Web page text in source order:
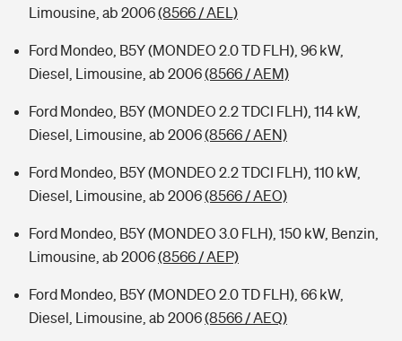
Limousine, ab 2006(8566 / AEL)
Ford Mondeo, B5Y (MONDEO 2.0 TD FLH), 96 kW,
Diesel, Limousine, ab 2006(8566 / AEM)
Ford Mondeo, B5Y (MONDEO 2.2 TDCI FLH), 114 kW,
Diesel, Limousine, ab 2006(8566 / AEN)
Ford Mondeo, B5Y (MONDEO 2.2 TDCI FLH), 110 kW,
Diesel, Limousine, ab 2006(8566 / AEO)
Ford Mondeo, B5Y (MONDEO 3.0 FLH), 150 kW, Benzin,
Limousine, ab 2006(8566 / AEP)
Ford Mondeo, B5Y (MONDEO 2.0 TD FLH), 66 kW,
Diesel, Limousine, ab 2006(8566 / AEQ)